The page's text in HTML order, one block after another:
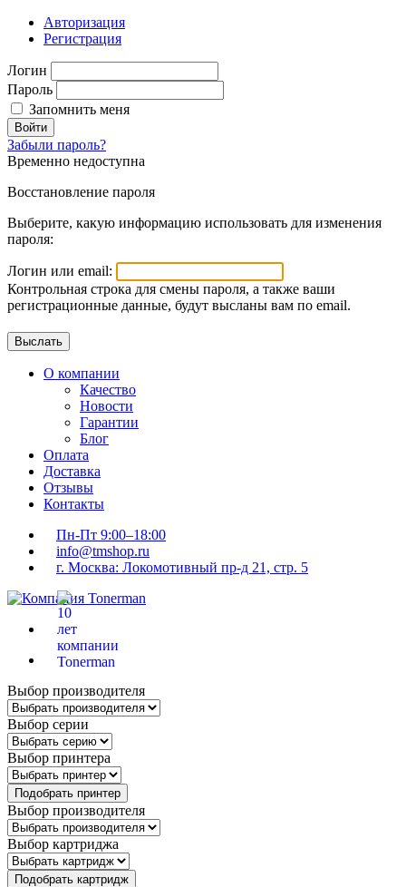
Авторизация
Регистрация
Логин
Пароль
Запомнить меня
Войти
Забыли пароль?
Временно недоступна
Восстановление пароля
Выберите, какую информацию использовать для изменения
пароля:
Логин или email:
Контрольная строка для смены пароля, а также ваши
регистрационные данные, будут высланы вам по email.
О компании
Качество
Новости
Гарантии
Блог
Оплата
Доставка
Отзывы
Контакты
Пн-Пт 9:00–18:00
info@tmshop.ru
г. Москва: Локомотивный пр-д 21, стр. 5
Выбор производителя
Выбор серии
Выбор принтера
Подобрать принтер
Выбор производителя
Выбор картриджа
Подобрать картридж